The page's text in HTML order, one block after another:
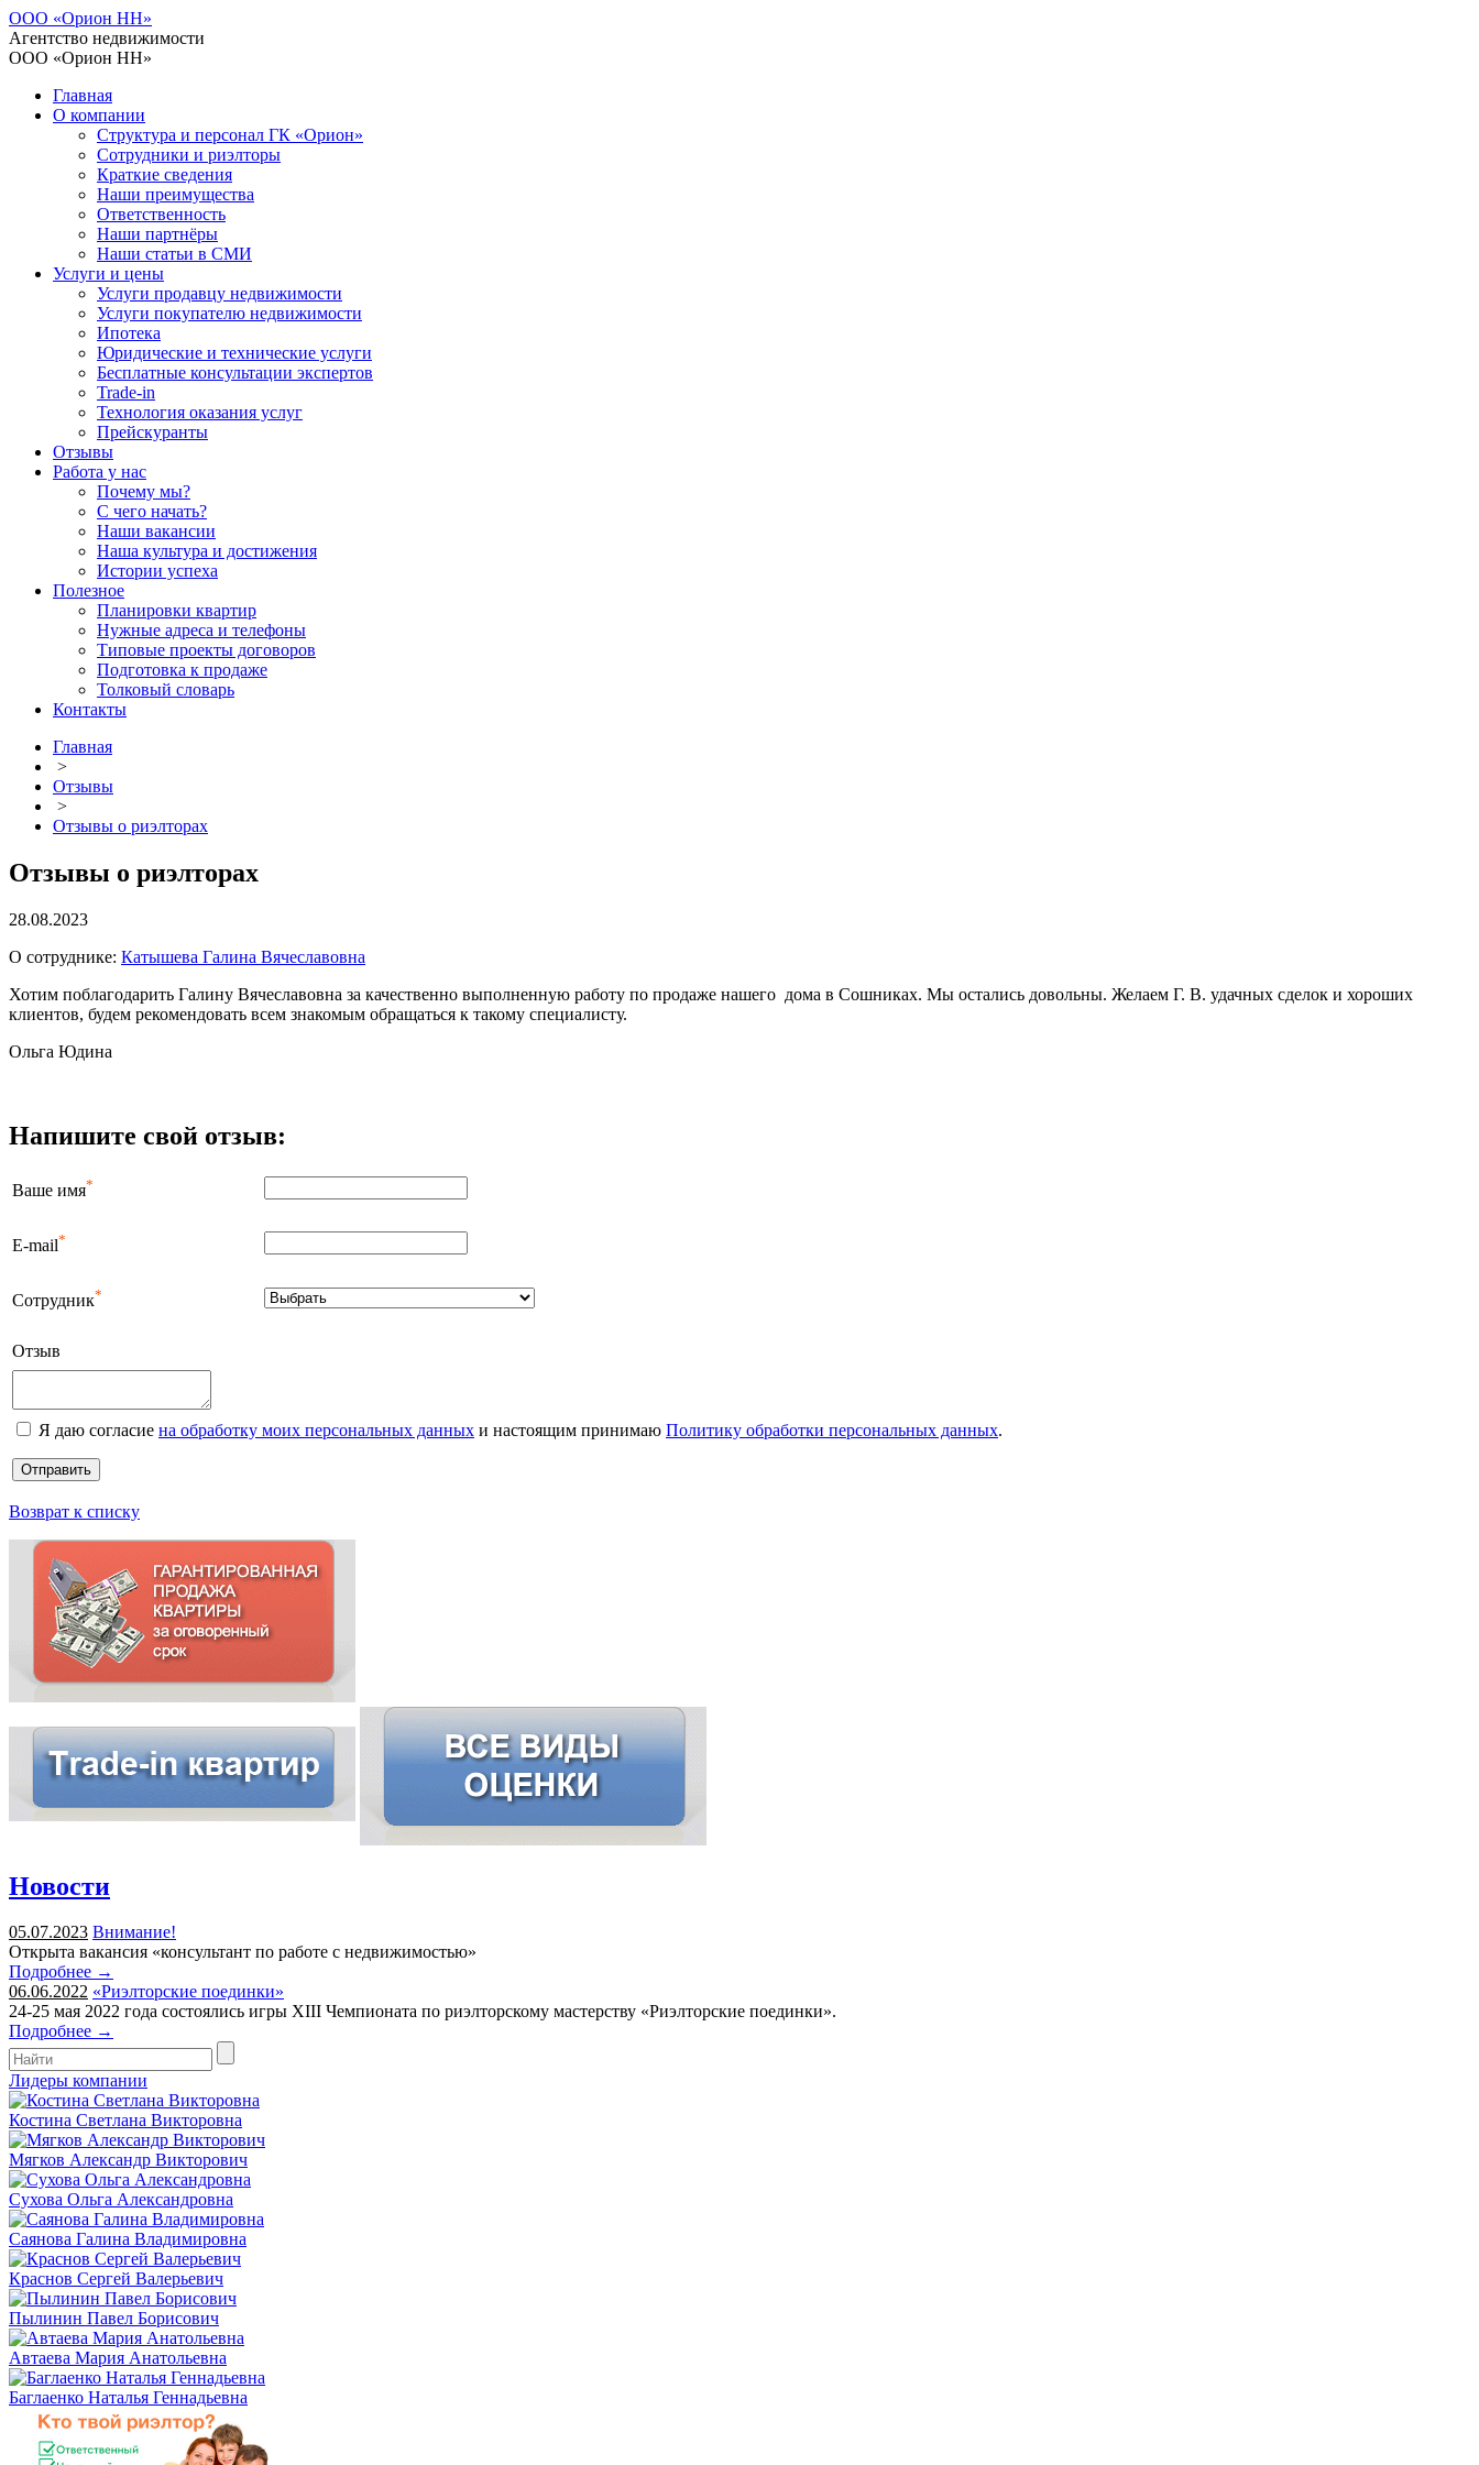
ООО «Орион НН»
Агентство недвижимости
ООО «Орион НН»
Главная
О компании
Структура и персонал ГК «Орион»
Сотрудники и риэлторы
Краткие сведения
Наши преимущества
Ответственность
Наши партнёры
Наши статьи в СМИ
Услуги и цены
Услуги продавцу недвижимости
Услуги покупателю недвижимости
Ипотека
Юридические и технические услуги
Бесплатные консультации экспертов
Trade-in
Технология оказания услуг
Прейскуранты
Отзывы
Работа у нас
Почему мы?
С чего начать?
Наши вакансии
Наша культура и достижения
Истории успеха
Полезное
Планировки квартир
Нужные адреса и телефоны
Типовые проекты договоров
Подготовка к продаже
Толковый словарь
Контакты
Главная
>
Отзывы
>
Отзывы о риэлторах
Отзывы о риэлторах
28.08.2023
О сотруднике: Катышева Галина Вячеславовна
Хотим поблагодарить Галину Вячеславовна за качественно выполненную работу по продаже нашего дома в Сошниках. Мы остались довольны. Желаем Г. В. удачных сделок и хороших
клиентов, будем рекомендовать всем знакомым обращаться к такому специалисту.
Ольга Юдина
Напишите свой отзыв:
Ваше имя*
E-mail*
Сотрудник*
Отзыв
Я даю согласие на обработку моих персональных данных и настоящим принимаю Политику обработки персональных данных.
Возврат к списку
Новости
05.07.2023 Внимание!
Открыта вакансия «консультант по работе с недвижимостью»
Подробнее →
06.06.2022 «Риэлторские поединки»
24-25 мая 2022 года состоялись игры XIII Чемпионата по риэлторскому мастерству «Риэлторские поединки».
Подробнее →
Лидеры компании
Костина Светлана Викторовна
Мягков Александр Викторович
Сухова Ольга Александровна
Саянова Галина Владимировна
Краснов Сергей Валерьевич
Пылинин Павел Борисович
Автаева Мария Анатольевна
Баглаенко Наталья Геннадьевна